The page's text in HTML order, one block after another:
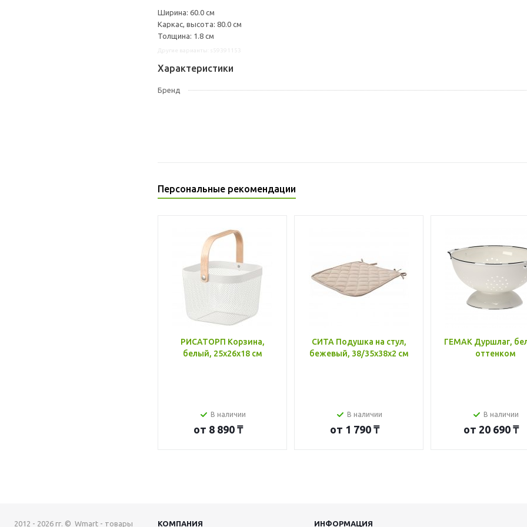
Ширина: 60.0 см
Каркас, высота: 80.0 см
Толщина: 1.8 см
Характеристики
Бренд
Персональные рекомендации
РИСАТОРП Корзина,
белый, 25x26x18 см
В наличии
от 8 890 ₸
СИТА Подушка на стул,
бежевый, 38/35x38x2 см
В наличии
от 1 790 ₸
ГЕМАК Дуршлаг,
оттенком
В наличии
от 20 690 ₸
2012 - 2026 гг. © Wmart - товары КОМПАНИЯ ИНФОРМАЦИЯ